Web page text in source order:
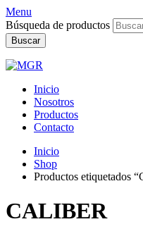
Menu
Búsqueda de productos
Buscar
Inicio
Nosotros
Productos
Contacto
Inicio
Shop
Productos etiquetados
CALIBER